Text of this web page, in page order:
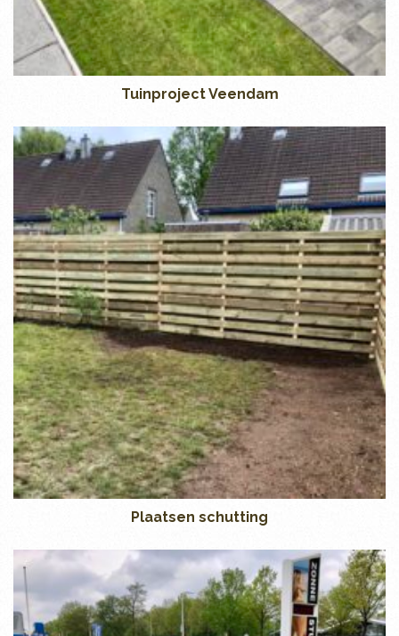
Tuinproject Veendam
Plaatsen schutting